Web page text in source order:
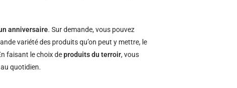
anniversaire. Sur demande, vous pouvez
variété des produits qu’on peut y mettre, le
faisant le choix deproduits du terroir, vous
quotidien.